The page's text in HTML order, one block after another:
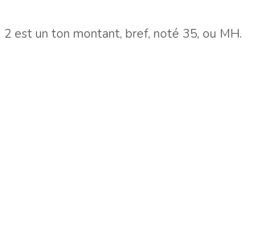
est un ton montant, bref, noté 35, ou